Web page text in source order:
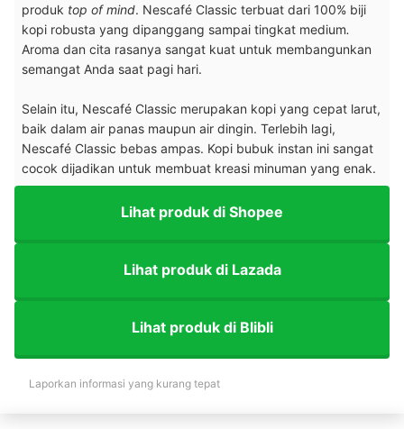
produk top of mind. Nescafé Classic terbuat dari 100% biji
kopi robusta yang dipanggang sampai tingkat medium.
Aroma dan cita rasanya sangat kuat untuk membangunkan
semangat Anda saat pagi hari.
Selain itu, Nescafé Classic merupakan kopi yang cepat larut,
baik dalam air panas maupun air dingin. Terlebih lagi,
Nescafé Classic bebas ampas. Kopi bubuk instan ini sangat
cocok dijadikan untuk membuat kreasi minuman yang enak.
Lihat produk di Shopee
Lihat produk di Lazada
Lihat produk di Blibli
Laporkan informasi yang kurang tepat